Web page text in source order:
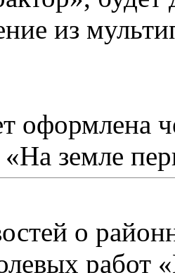
из
оформлена
«На земле
о